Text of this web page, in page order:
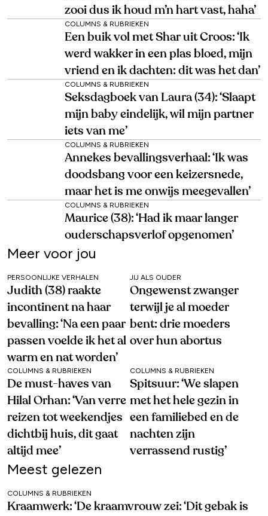
zooi dus ik houd m’n hart vast, haha’
COLUMNS & RUBRIEKEN
Een buik vol met Shar uit Croos: ‘Ik
werd wakker in een plas bloed, mijn
vriend en ik dachten: dit was het dan’
COLUMNS & RUBRIEKEN
Seksdagboek van Laura (34): ‘Slaapt
mijn baby eindelijk, wil mijn partner
iets van me’
COLUMNS & RUBRIEKEN
Annekes bevallingsverhaal: ‘Ik was
doodsbang voor een keizersnede,
maar het is me onwijs meegevallen’
COLUMNS & RUBRIEKEN
Maurice (38): ‘Had ik maar langer
ouderschapsverlof opgenomen’
Meer voor jou
PERSOONLIJKE VERHALEN
Judith (38) raakte
incontinent na haar
bevalling: ‘Na een paar
passen voelde ik het al
warm en nat worden’
JIJ ALS OUDER
Ongewenst zwanger
terwijl je al moeder
bent: drie moeders
over hun abortus
COLUMNS & RUBRIEKEN
De must-haves van
Hilal Orhan: ‘Van verre
reizen tot weekendjes
dichtbij huis, dit gaat
altijd mee’
COLUMNS & RUBRIEKEN
Spitsuur: ‘We slapen
met het hele gezin in
een familiebed en de
nachten zijn
verrassend rustig’
Meest gelezen
COLUMNS & RUBRIEKEN
Kraamwerk: ‘De kraamvrouw zei: ‘Dit gebak is